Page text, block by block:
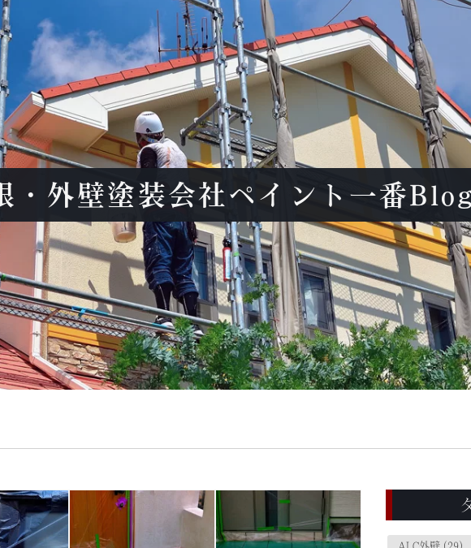
・外壁塗装会社ペイント一番
ALC外壁 (29)